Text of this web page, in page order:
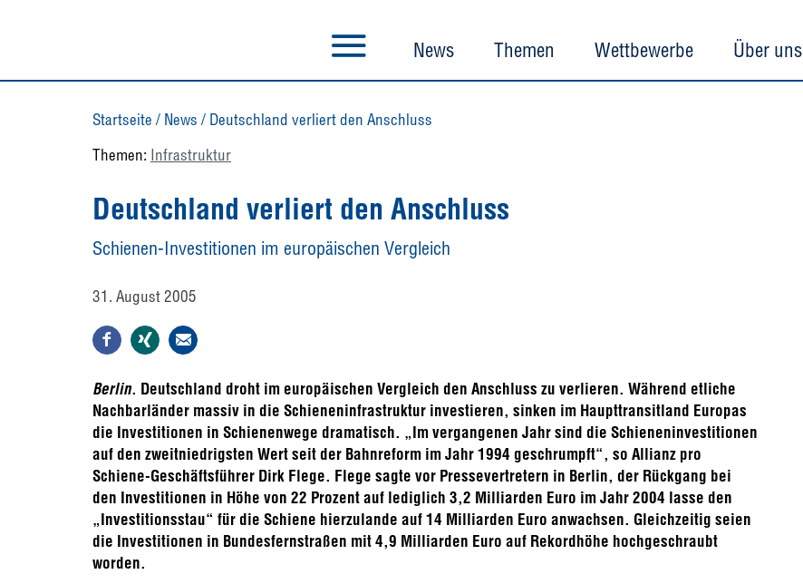
News Themen Wettbewerbe Über uns
Startseite / News / Deutschland verliert den Anschluss
Themen: Infrastruktur
Deutschland verliert den Anschluss
Schienen-Investitionen im europäischen Vergleich
31. August 2005
Berlin. Deutschland droht im europäischen Vergleich den Anschluss zu verlieren. Während etliche
Nachbarländer massiv in die Schieneninfrastruktur investieren, sinken im Haupttransitland Europas
die Investitionen in Schienenwege dramatisch. „Im vergangenen Jahr sind die Schieneninvestitionen
auf den zweitniedrigsten Wert seit der Bahnreform im Jahr 1994 geschrumpft“, so Allianz pro
Schiene-Geschäftsführer Dirk Flege. Flege sagte vor Pressevertretern in Berlin, der Rückgang bei
den Investitionen in Höhe von 22 Prozent auf lediglich 3,2 Milliarden Euro im Jahr 2004 lasse den
„Investitionsstau“ für die Schiene hierzulande auf 14 Milliarden Euro anwachsen. Gleichzeitig seien
die Investitionen in Bundesfernstraßen mit 4,9 Milliarden Euro auf Rekordhöhe hochgeschraubt
worden.